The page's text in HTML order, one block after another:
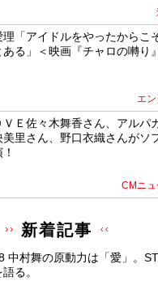
理「アイドルをやったからこ
ある」＜映画『チャロの囀り
エン
ＶＥ佐々木舞香さん、アルパ
美里さん、野口衣織さんがソ
CMニュ
新着記事
中村舞の原動力は「愛」。
る。